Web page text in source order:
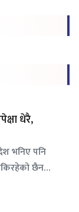
धेरै,
भनिए पनि
छैन…